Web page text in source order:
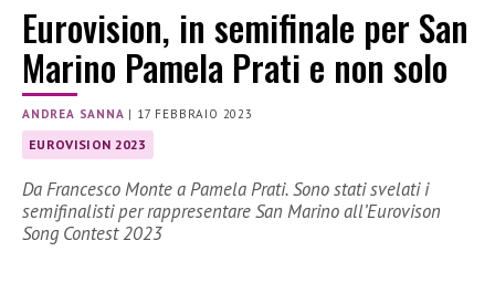
Eurovision, in semifinale per San
Marino Pamela Prati e non solo
ANDREA SANNA | 17 FEBBRAIO 2023
EUROVISION 2023
Da Francesco Monte a Pamela Prati. Sono stati svelati i
semifinalisti per rappresentare San Marino all’Eurovison
Song Contest 2023